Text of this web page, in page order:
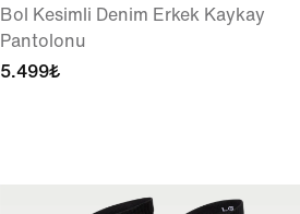
Bol Kesimli Denim Erkek Kaykay
Pantolonu
5.499₺